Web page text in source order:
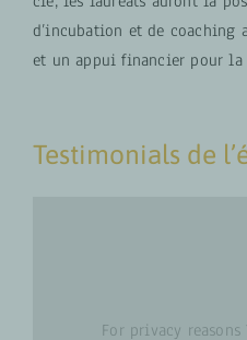
d’incubation et de coaching
et un appui financier pour
Testimonials de
For privacy reasons